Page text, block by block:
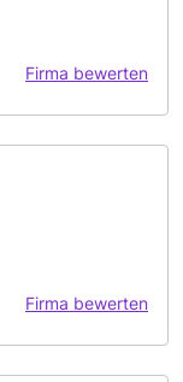
Firma bewerten
Firma bewerten